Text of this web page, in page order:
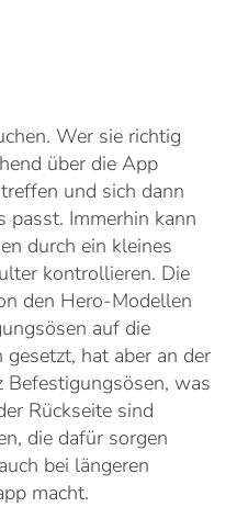
Wer sie richtig
über die App
und sich dann
passt. Immerhin kann
durch ein kleines
kontrollieren. Die
den Hero-Modellen
auf die
hat aber an der
Befestigungsösen, was
Rückseite sind
die dafür sorgen
bei längeren
macht.